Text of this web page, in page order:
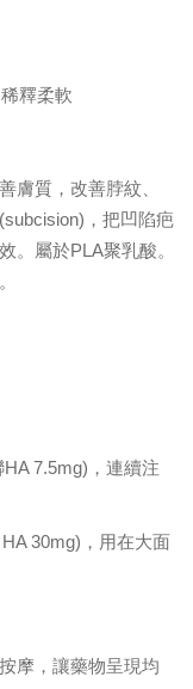
釋柔軟
膚質，改善脖紋、
，把凹陷疤
。屬於PLA聚乳酸。
7.5mg)，連續注
30mg)，用在大面
摩，讓藥物呈現均